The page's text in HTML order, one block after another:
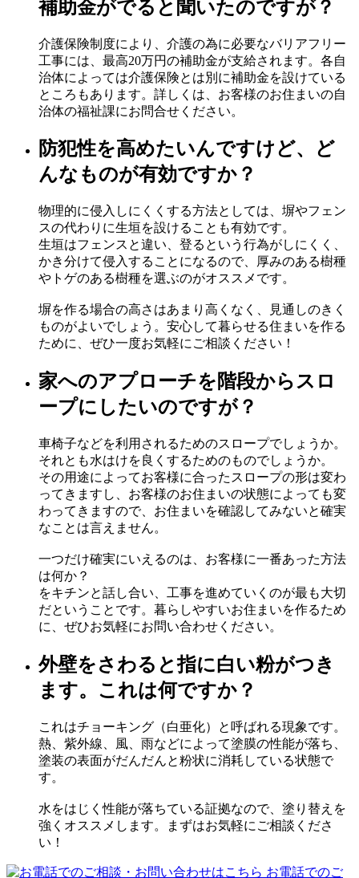
補助金がでると聞いたのですが？
介護保険制度により、介護の為に必要なバリアフリー
工事には、最高20万円の補助金が支給されます。各自
治体によっては介護保険とは別に補助金を設けている
ところもあります。詳しくは、お客様のお住まいの自
治体の福祉課にお問合せください。
防犯性を高めたいんですけど、ど
んなものが有効ですか？
物理的に侵入しにくくする方法としては、塀やフェン
スの代わりに生垣を設けることも有効です。
生垣はフェンスと違い、登るという行為がしにくく、
かき分けて侵入することになるので、厚みのある樹種
やトゲのある樹種を選ぶのがオススメです。
塀を作る場合の高さはあまり高くなく、見通しのきく
ものがよいでしょう。安心して暮らせる住まいを作る
ために、ぜひ一度お気軽にご相談ください！
家へのアプローチを階段からスロ
ープにしたいのですが？
車椅子などを利用されるためのスロープでしょうか。
それとも水はけを良くするためのものでしょうか。
その用途によってお客様に合ったスロープの形は変わ
ってきますし、お客様のお住まいの状態によっても変
わってきますので、お住まいを確認してみないと確実
なことは言えません。
一つだけ確実にいえるのは、お客様に一番あった方法
は何か？
をキチンと話し合い、工事を進めていくのが最も大切
だということです。暮らしやすいお住まいを作るため
に、ぜひお気軽にお問い合わせください。
外壁をさわると指に白い粉がつき
ます。これは何ですか？
これはチョーキング（白亜化）と呼ばれる現象です。
熱、紫外線、風、雨などによって塗膜の性能が落ち、
塗装の表面がだんだんと粉状に消耗している状態で
す。
水をはじく性能が落ちている証拠なので、塗り替えを
強くオススメします。まずはお気軽にご相談くださ
い！
お電話でのご